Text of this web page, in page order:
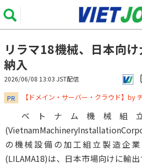
リラマ18機械、日本向
納入
2026/06/08 13:03 JST配信
PR 【ドメイン・サーバー・クラウド】by
ベトナム機械組立
の機械設備の加工組立製造企
(LILAMA18)は、日本市場向けに輸